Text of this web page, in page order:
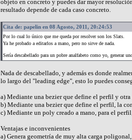
objeto en concreto y puedes dar mayor
resultado depende de cada caso concreto.
Cita de: papelin en 08 Agosto, 2011, 20:24:53
Por lo cual lo único que me queda por resolver son los Slats.
Ya he probado a editarlos a mano, pero no sirve de nada.
Sería descabellado para un pobre analfabeto como yo, generar
Nada de descabellado, y además es donde
lo largo del "leading edge", esto lo puedes
a) Mediante una bezier que define el perfil y
b) Mediante una bezier que define el perfil, la
c) Mediante un poly creado a mano, para el
Ventajas e inconvenientes
a) Genera geometría de muy alta carga